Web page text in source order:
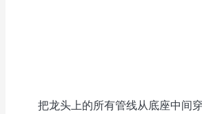
把龙头上的所有管线从底座中间穿